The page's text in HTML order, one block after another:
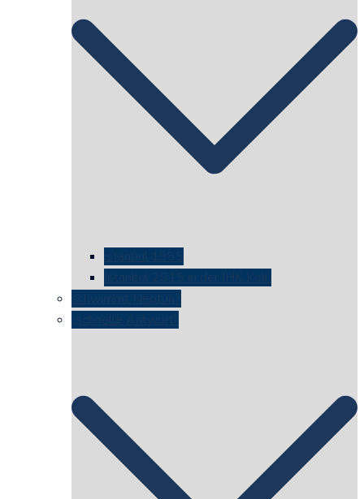
istanbul 1995
Istanbul 2015 in der IHK Köln
schwimmt Neptun?
„schnelle Antwort“